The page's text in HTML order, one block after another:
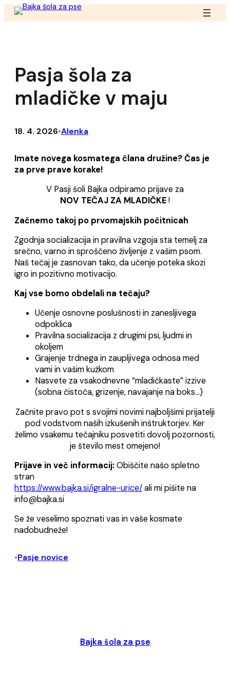
Pasja šola za
mladičke v maju
18. 4. 2026•Alenka
Imate novega kosmatega člana družine? Čas je
za prve prave korake!
V Pasji šoli Bajka odpiramo prijave za
NOV TEČAJ ZA MLADIČKE!
Začnemo takoj po prvomajskih počitnicah
Zgodnja socializacija in pravilna vzgoja sta temelj za
srečno, varno in sproščeno življenje z vašim psom.
Naš tečaj je zasnovan tako, da učenje poteka skozi
igro in pozitivno motivacijo.
Kaj vse bomo obdelali na tečaju?
Učenje osnovne poslušnosti in zanesljivega
odpoklica
Pravilna socializacija z drugimi psi, ljudmi in
okoljem
Grajenje trdnega in zaupljivega odnosa med
vami in vašim kužkom
Nasvete za vsakodnevne “mladičkaste” izzive
(sobna čistoča, grizenje, navajanje na boks…)
Začnite pravo pot s svojimi novimi najboljšimi prijatelji
pod vodstvom naših izkušenih inštruktorjev. Ker
želimo vsakemu tečajniku posvetiti dovolj pozornosti,
je število mest omejeno!
Prijave in več informacij:Obiščite našo spletno
stran
https://www.bajka.si/igralne-urice/ali mi pišite na
info@bajka.si
Se že veselimo spoznati vas in vaše kosmate
nadobudneže!
•Pasje novice
Bajka šola za pse